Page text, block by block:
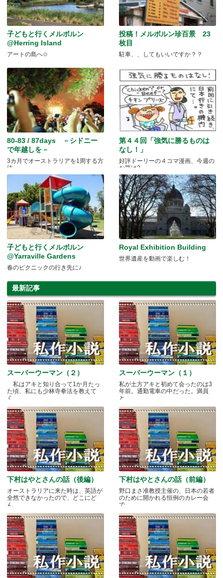
子どもと行くメルボルン
@Herring Island
アートの島へ✩
投稿！メルボルン珍百景 23
枚目
駐車、、してもいいですか？？
80-83 / 87days －シドニー
で年越しを－
3カ月でオーストラリアを1周する方
法
第４４回「強気に勝るものは
なし！」
好評ドーリーの４コマ漫画、今週の
お題は?
子どもと行くメルボルン
@Yarraville Gardens
春のピクニックの行き先に♪
Royal Exhibition Building
世界遺産を動画で楽しむ！
最新記事
スーパーウーマン（２）
私はアキと知り合って1か月たっ
た頃、私にも少林寺拳法を教えて
く.....
スーパーウーマン（１）
私が土方アキと初めて会ったのは3
年前。通勤電車の中だった。満員
と.....
下村はやとさんの話（後編）
オーストラリアに来た時は、英語が
全然できなかったので、どこにど
ん.....
下村はやとさんの話（前編）
野口まさ准教授主催の、日本の若者
のために開かれる恒例のカレー会
で.....